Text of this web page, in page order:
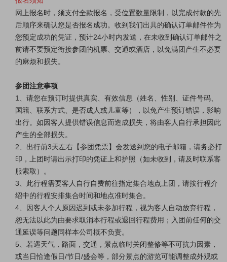
网上报名时，须支付全款报名，受位置数量限制，以完成付款的先
后顺序来确认您是否报名成功。收到我们出具的确认订单邮件作为
您预定成功的凭证，预计24小时内发送，在未收到确认订单邮件之
前请不要预定衔接参团的机票、交通或酒店，以免满团产生不必要
的麻烦和损失。
参团注意事项
1、请您在预订时提供真实、有效信息（姓名、性别、证件号码、
国籍、联系方式、是否成人或儿童等），以免产生预订错误，影响
出行。如因客人提供错误信息而造成损失，将由客人自行承担因此
产生的全部损失。
2、出行前3天左右【参团凭票】会发送到您的电子邮箱，请务必打
印，上团时请出示打印的凭证上和护照（如未收到，请及时联系客
服索取）。
3、此行程需要客人自行自费前往指定集合地点上团，请按行程介
绍中的行程安排集合时间和地点准时集合。
4、因客人个人原因迟到或未参加行程，视为客人自动放弃行程，
恕无法以此为由要求取消本行程或退回行程费用； 入团前任何的交
通延误等问题同样本公司概不负责。
5、若遇天气，路面，交通，景点临时关闭整修等不可抗力因素，
或当日恰逢假日/节日/盛会等，部分景点的游览可能调整成外观或